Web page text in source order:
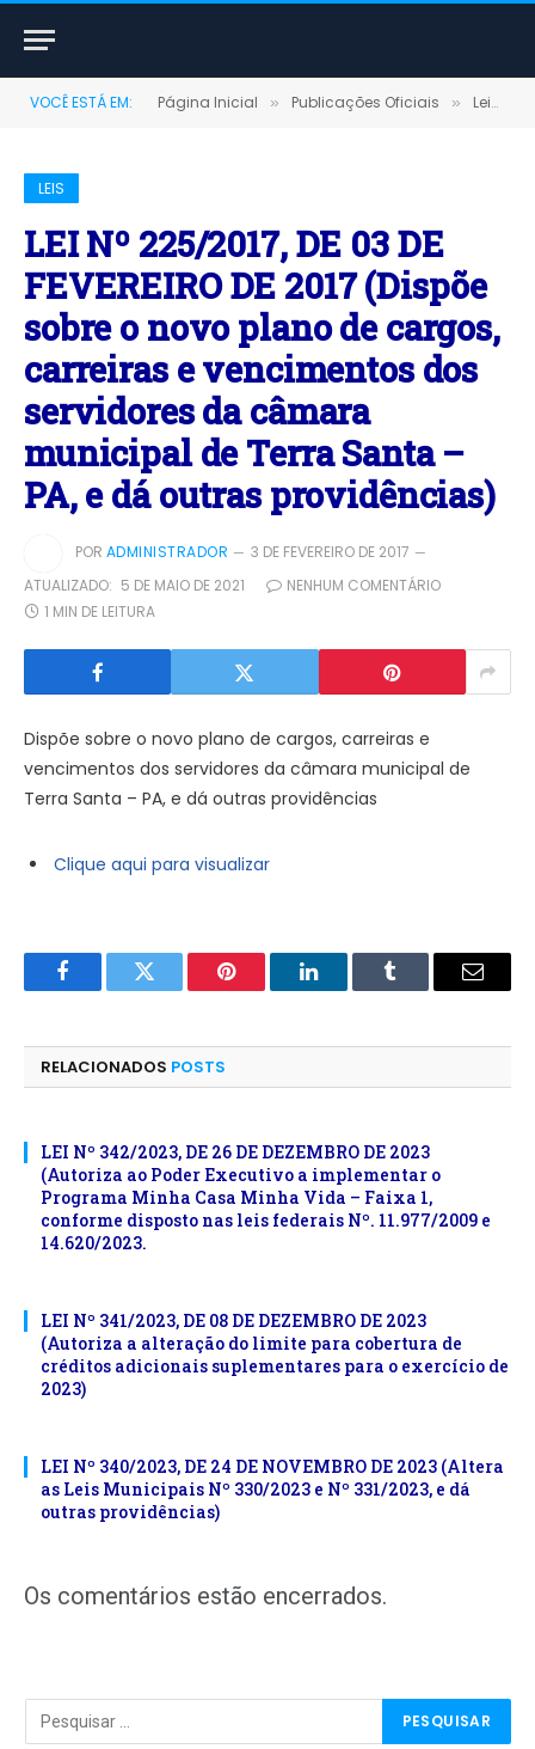
VOCÊ ESTÁ EM: Página Inicial » Publicações Oficiais » Leis
LEIS
LEI Nº 225/2017, DE 03 DE
FEVEREIRO DE 2017 (Dispõe
sobre o novo plano de cargos,
carreiras e vencimentos dos
servidores da câmara
municipal de Terra Santa –
PA, e dá outras providências)
POR ADMINISTRADOR
3 DE FEVEREIRO DE 2017
ATUALIZADO: 5 DE MAIO DE 2021
NENHUM COMENTÁRIO
1 MIN DE LEITURA
Dispõe sobre o novo plano de cargos, carreiras e
vencimentos dos servidores da câmara municipal de
Terra Santa – PA, e dá outras providências
Clique aqui para visualizar
FacebookTwitter Pinterest LinkedInTumblr
E-
RELACIONADOS POSTS
LEI Nº 342/2023, DE 26 DE DEZEMBRO DE 2023
(Autoriza ao Poder Executivo a implementar o
Programa Minha Casa Minha Vida – Faixa 1,
conforme disposto nas leis federais Nº. 11.977/2009 e
14.620/2023.
LEI Nº 341/2023, DE 08 DE DEZEMBRO DE 2023
(Autoriza a alteração do limite para cobertura de
créditos adicionais suplementares para o exercício de
2023)
LEI Nº 340/2023, DE 24 DE NOVEMBRO DE 2023 (Altera
as Leis Municipais Nº 330/2023 e Nº 331/2023, e dá
outras providências)
Os comentários estão encerrados.